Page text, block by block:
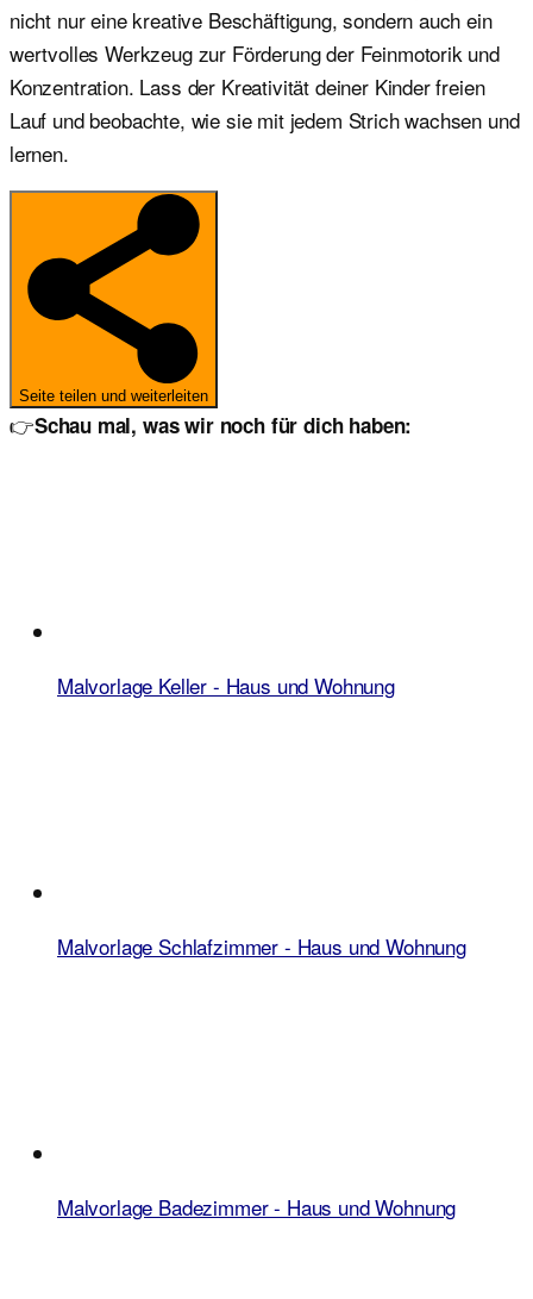
nicht nur eine kreative Beschäftigung, sondern auch ein
wertvolles Werkzeug zur Förderung der Feinmotorik und
Konzentration. Lass der Kreativität deiner Kinder freien
Lauf und beobachte, wie sie mit jedem Strich wachsen und
lernen.
Seite teilen und weiterleiten
👉Schau mal, was wir noch für dich haben:
Malvorlage Keller - Haus und Wohnung
Malvorlage Schlafzimmer - Haus und Wohnung
Malvorlage Badezimmer - Haus und Wohnung